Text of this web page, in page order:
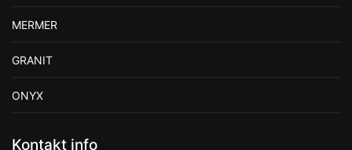
MERMER
GRANIT
ONYX
Kontakt info